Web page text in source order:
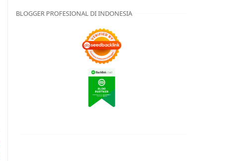
BLOGGER PROFESIONAL DI INDONESIA